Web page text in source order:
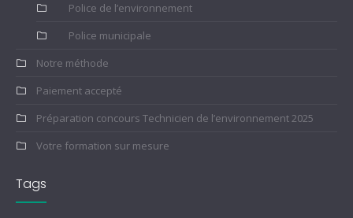
Police de l’environnement
Police municipale
Notre méthode
Paiement accepté
Préparation concours Technicien de l’environnement 2025
Votre formation sur mesure
Tags